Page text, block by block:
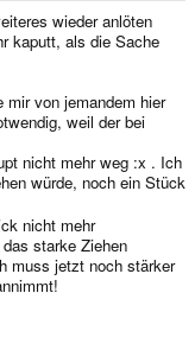
wieder anlöten
kaputt, als die Sache
von jemandem hier
weil der bei
nicht mehr weg :x . Ich
würde, noch ein Stück
nicht mehr
starke Ziehen
muss jetzt noch stärker